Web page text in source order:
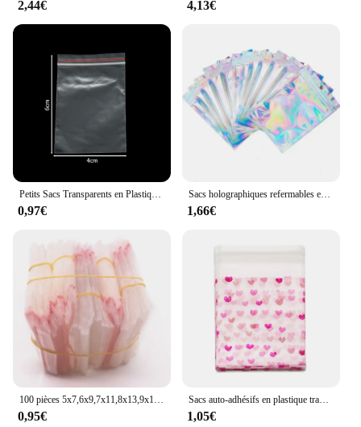
2,44€ 4,13€
0,97€
Sacs holographiques refermables en mylar, poudres d'aluminium, sacs à fermeture éclair pour le stockage des aliments, emballage de bijoux, faveur de fête, 7 TAN7
1,66€
0,95€
Sacs auto-adhésifs en plastique transparent, série Leon's Day Love, présentoir d'emballage de bijoux à bricoler soi-même, emballage de cuisson de strass, 50 pièces
1,05€